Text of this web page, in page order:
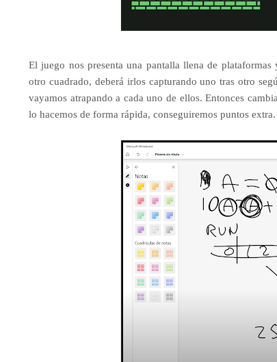
El juego nos presenta una pantalla llena de
otro cuadrado, deberá irlos capturando uno tras otro
vayamos atrapando a cada uno de ellos. Entonces
lo hacemos de forma rápida, conseguiremos puntos